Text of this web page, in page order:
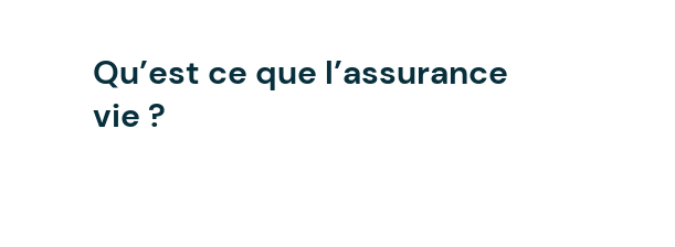
Qu’est ce que l’assurance
vie ?